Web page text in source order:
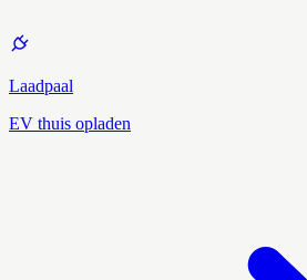
Laadpaal
EV thuis opladen